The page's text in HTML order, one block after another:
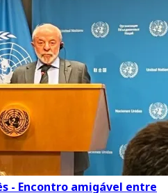
- Encontro amigável entre